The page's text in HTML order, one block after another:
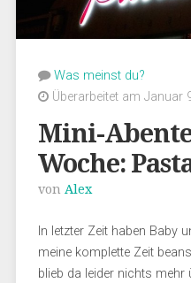
Was meinst du?
Überarbeitet am Januar
Mini-
Woche:
von Alex
In letzter Zeit haben Baby
meine komplette Zeit
blieb da leider nichts mehr